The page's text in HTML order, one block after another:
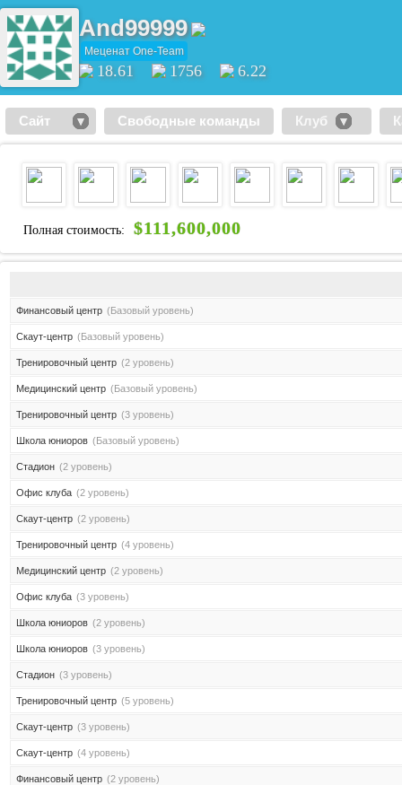
And99999
Меценат One-Team
18.61 1756 6.22
Сайт Свободные команды Клуб
Полная стоимость: $111,600,000
Финансовый центр (Базовый уровень)
Скаут-центр (Базовый уровень)
Тренировочный центр (2 уровень)
Медицинский центр (Базовый уровень)
Тренировочный центр (3 уровень)
Школа юниоров (Базовый уровень)
Стадион (2 уровень)
Офис клуба (2 уровень)
Скаут-центр (2 уровень)
Тренировочный центр (4 уровень)
Медицинский центр (2 уровень)
Офис клуба (3 уровень)
Школа юниоров (2 уровень)
Школа юниоров (3 уровень)
Стадион (3 уровень)
Тренировочный центр (5 уровень)
Скаут-центр (3 уровень)
Скаут-центр (4 уровень)
Финансовый центр (2 уровень)